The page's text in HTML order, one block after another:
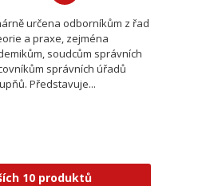
určena odborníkům z řad
a praxe, zejména
soudcům správních
správních úřadů
Představuje...
10 produktů